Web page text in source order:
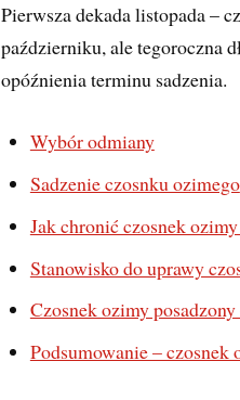
Pierwsza dekada listopada –
październiku, ale tegoroczna
opóźnienia terminu sadzenia.
Wybór odmiany
Sadzenie czosnku ozimego
Jak chronić czosnek
Stanowisko do uprawy
Czosnek ozimy
Podsumowanie –